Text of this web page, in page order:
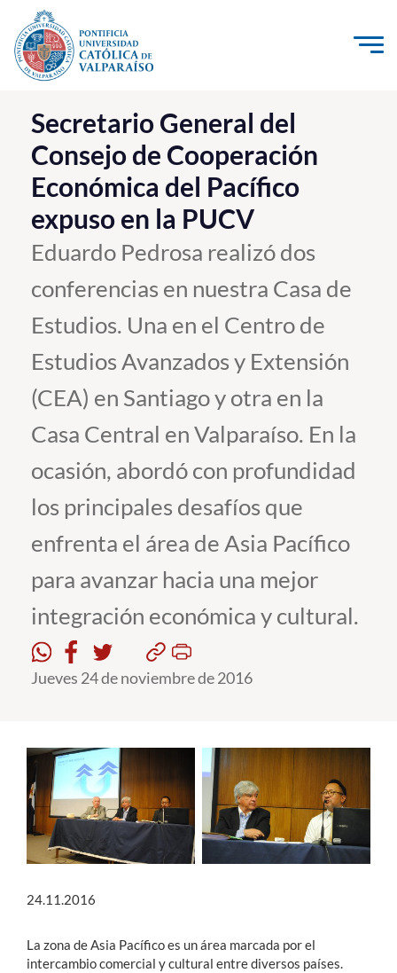
Click acá para ir directamente al contenido
La Universidad
Investigación, Creación e Innovación
PUCV Internacional
Vinculación con el Medio
Admisión
Pregrado
Postgrado
Formación Continua
Estudiantes
Académicos
Funcionarios
Alumni
English
Secretario General del
Consejo de Cooperación
Económica del Pacífico
expuso en la PUCV
Eduardo Pedrosa realizó dos
conferencias en nuestra Casa de
Estudios. Una en el Centro de
Estudios Avanzados y Extensión
(CEA) en Santiago y otra en la
Casa Central en Valparaíso. En la
ocasión, abordó con profundidad
los principales desafíos que
enfrenta el área de Asia Pacífico
para avanzar hacia una mejor
integración económica y cultural.
Jueves 24 de noviembre de 2016
24.11.2016
La zona de Asia Pacífico es un área marcada por el
intercambio comercial y cultural entre diversos países.